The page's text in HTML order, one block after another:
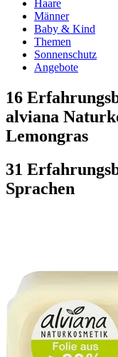
Haare
Männer
Baby & Kind
Themen
Sonnenschutz
Angebote
16
alviana
Lemongras
31
Sprachen